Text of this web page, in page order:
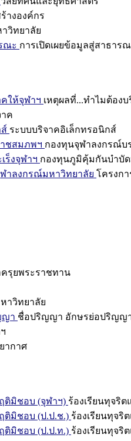
างองค์กร
วิทยาลัย
ณะ การเปิดเผยข้อมูลสู่สาธาร
ให้จุฬาฯ เหตุผลที่...ทำไมต้อง
ค
ระบบบริจาคอิเล็กทรอนิกส์
ชสมภพฯ กองทุนจุฬาลงกรณ์บ
ร็งจุฬาฯ กองทุนภูมิคุ้มกันบำบัด
ฬาลงกรณ์มหาวิทยาลัย โครงก
ครุยพระราชทาน
าวิทยาลัย
ญา ชื่อปริญญา อักษรย่อปริญญ
ากาศ
ติมิชอบ (จุฬาฯ) ร้องเรียนทุจริ
ติมิชอบ (ป.ป.ช.) ร้องเรียนทุจริ
ติมิชอบ (ป.ป.ท.) ร้องเรียนทุจริ